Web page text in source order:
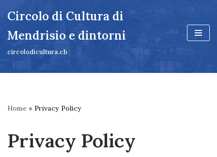
al
contenuto
Circolo di Cultura di
Mendrisio e dintorni
circolodicultura.ch
Home » Privacy Policy
Privacy Policy